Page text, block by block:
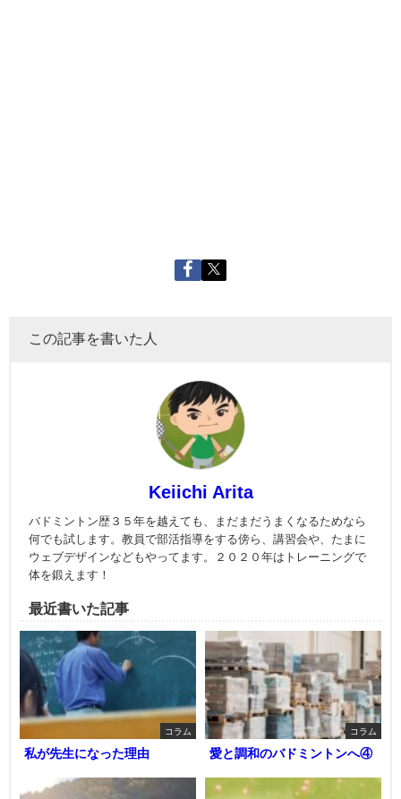
この記事を書いた人
Keiichi Arita
バドミントン歴３５年を越えても、まだまだうまくなるためなら
何でも試します。教員で部活指導をする傍ら、講習会や、たまに
ウェブデザインなどもやってます。２０２０年はトレーニングで
体を鍛えます！
最近書いた記事
コラム
私が先生になった理由
コラム
愛と調和のバドミントンへ④